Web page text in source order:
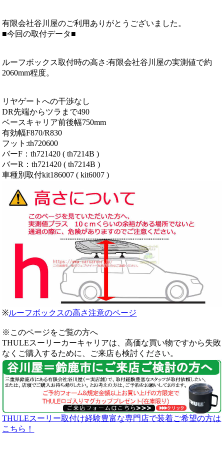
有限会社谷川屋のご利用ありがとうございました。
■今回の取付データ■
ルーフボックス取付時の高さ:有限会社谷川屋の実測値で約
2060mm程度。
リヤゲートへの干渉なし
DR先端からツラまで490
ベースキャリア前後幅750mm
有効幅F870/R830
フット:th720600
バーF：th721420 ( th7214B )
バーR：th721420 ( th7214B )
車種別取付kit186007 ( kit6007 )
※ルーフボックスの高さ注意のページ
※このページをご覧の方へ
THULEスーリーカーキャリアは、高価な買い物ですから失敗
なくご購入するために、ご来店も検討ください。
THULEスーリー取付け経験豊富な専門店で装着ご希望の方は
こちら！